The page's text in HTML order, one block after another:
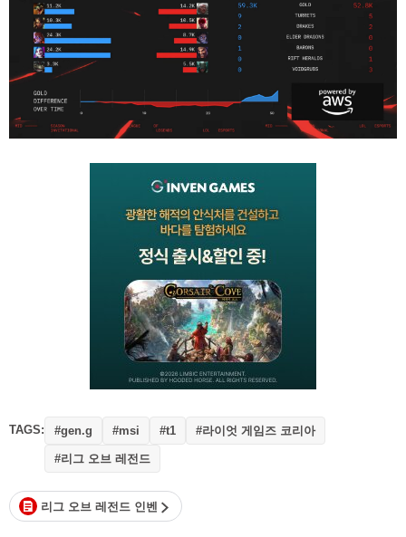
TAGS: #gen.g #msi #t1 #라이엇 게임즈 코리아
#리그 오브 레전드
리그 오브 레전드 인벤